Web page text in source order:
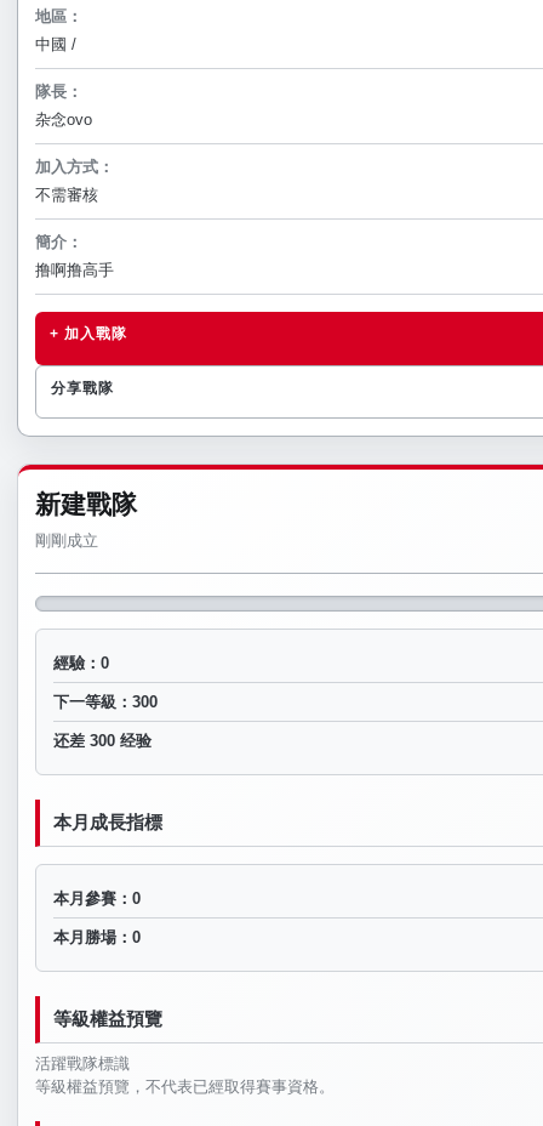
地區：
中國 /
隊長：
杂念ovo
加入方式：
不需審核
簡介：
撸啊撸高手
+ 加入戰隊
分享戰隊
新建戰隊
剛剛成立
經驗：0
下一等級：300
还差 300 经验
本月成長指標
本月參賽：0
本月勝場：0
等級權益預覽
活躍戰隊標識
等級權益預覽，不代表已經取得賽事資格。